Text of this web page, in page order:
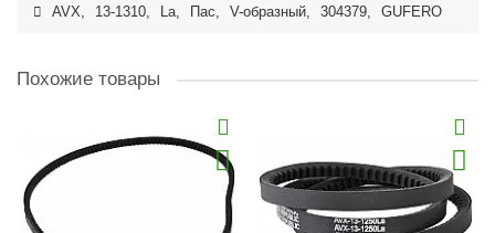
AVX, 13-1310, La, Пас, V-образный, 304379, GUFERO
Похожие товары